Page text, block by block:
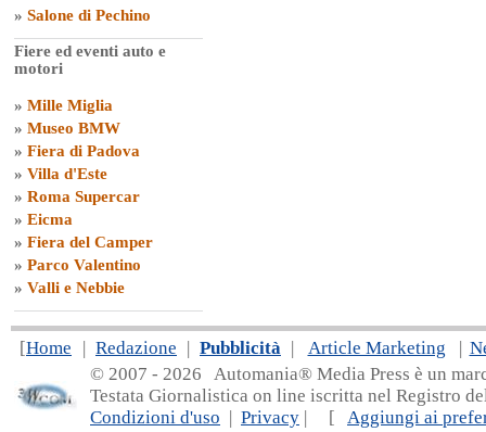
» Salone di Pechino
Fiere ed eventi auto e
motori
» Mille Miglia
» Museo BMW
» Fiera di Padova
» Villa d'Este
» Roma Supercar
» Eicma
» Fiera del Camper
» Parco Valentino
» Valli e Nebbie
[Home | Redazione | Pubblicità | Article Marketing |
© 2007 - 2026 Automania® Media Press è un
Testata Giornalistica on line iscritta nel Registro
Condizioni d'uso | Privacy | [ Aggiungi ai